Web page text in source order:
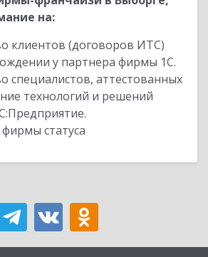
на:
клиентов (договоров ИТС)
у партнера фирмы 1С.
специалистов, аттестованных
технологий и решений
статуса